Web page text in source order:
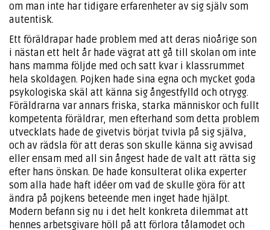
om man inte har tidigare erfarenheter av sig själv som
autentisk.
Ett föräldrapar hade problem med att deras nioårige son
i nästan ett helt år hade vägrat att gå till skolan om inte
hans mamma följde med och satt kvar i klassrummet
hela skoldagen. Pojken hade sina egna och mycket goda
psykologiska skäl att känna sig ångestfylld och otrygg.
Föräldrarna var annars friska, starka människor och fullt
kompetenta föräldrar, men efterhand som detta problem
utvecklats hade de givetvis börjat tvivla på sig själva,
och av rädsla för att deras son skulle känna sig avvisad
eller ensam med all sin ångest hade de valt att rätta sig
efter hans önskan. De hade konsulterat olika experter
som alla hade haft idéer om vad de skulle göra för att
ändra på pojkens beteende men inget hade hjälpt.
Modern befann sig nu i det helt konkreta dilemmat att
hennes arbetsgivare höll på att förlora tålamodet och